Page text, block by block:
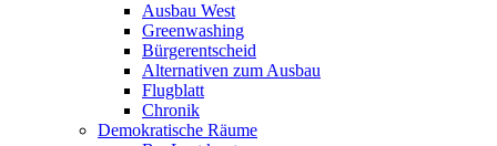
Ausbau West
Greenwashing
Bürgerentscheid
Alternativen zum Ausbau
Flugblatt
Chronik
Demokratische Räume